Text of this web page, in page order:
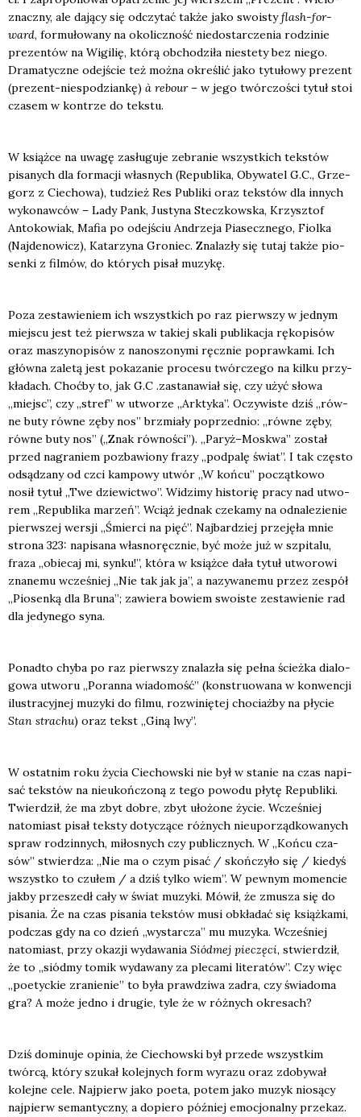
znacz­ny, ale dają­cy się odczy­tać tak­że jako swo­istyflash-for­
ward, for­mu­ło­wa­ny na oko­licz­ność nie­do­star­cze­nia rodzi­nie
pre­zen­tów na Wigi­lię, któ­rą obcho­dzi­ła nie­ste­ty bez nie­go.
Dra­ma­tycz­ne odej­ście też moż­na okre­ślić jako tytu­ło­wy pre­zent
(pre­zent-nie­spo­dzian­kę) à rebo­ur– w jego twór­czo­ści tytuł stoi
cza­sem w kontrze do tek­stu.
W książ­ce na uwa­gę zasłu­gu­je zebra­nie wszyst­kich tek­stów
pisa­nych dla for­ma­cji wła­snych (Repu­bli­ka, Oby­wa­tel G.C., Grze­
gorz z Cie­cho­wa), tudzież Res Publi­ki oraz tek­stów dla innych
wyko­naw­ców – Lady Pank, Justy­na Stecz­kow­ska, Krzysz­tof
Anto­ko­wiak, Mafia po odej­ściu Andrze­ja Pia­secz­ne­go, Fiol­ka
(Naj­de­no­wicz), Kata­rzy­na Gro­niec. Zna­la­zły się tutaj tak­że pio­
sen­ki z fil­mów, do któ­rych pisał muzy­kę.
Poza zesta­wie­niem ich wszyst­kich po raz pierw­szy w jed­nym
miej­scu jest też pierw­sza w takiej ska­li publi­ka­cja ręko­pi­sów
oraz maszy­no­pi­sów z nano­szo­ny­mi ręcz­nie popraw­ka­mi. Ich
głów­na zale­tą jest poka­za­nie pro­ce­su twór­cze­go na kil­ku przy­
kła­dach. Choć­by to, jak G.C .zasta­na­wiał się, czy użyć sło­wa
„miejsc”, czy „stref” w utwo­rze „Ark­ty­ka”. Oczy­wi­ste dziś „rów­
ne buty rów­ne zęby nos” brzmia­ły poprzed­nio: „rów­ne zęby,
rów­ne buty nos” („Znak rów­no­ści”). „Paryż–Moskwa” został
przed nagra­niem pozba­wio­ny fra­zy „pod­pa­lę świat”. I tak czę­sto
odsą­dza­ny od czci kam­po­wy utwór „W koń­cu” począt­ko­wo
nosił tytuł „Twe dzie­wic­two”. Widzi­my histo­rię pra­cy nad utwo­
rem „Repu­bli­ka marzeń”. Wciąż jed­nak cze­ka­my na odna­le­zie­nie
pierw­szej wer­sji „Śmier­ci na pięć”. Naj­bar­dziej prze­ję­ła mnie
stro­na 323: napi­sa­na wła­sno­ręcz­nie, być może już w szpi­ta­lu,
fra­za „obie­caj mi, syn­ku!”, któ­ra w książ­ce dała tytuł utwo­ro­wi
zna­ne­mu wcze­śniej „Nie tak jak ja”, a nazy­wa­ne­mu przez zespół
„Pio­sen­ką dla Bru­na”; zawie­ra bowiem swo­iste zesta­wie­nie rad
dla jedy­ne­go syna.
Ponad­to chy­ba po raz pierw­szy zna­la­zła się peł­na ścież­ka dia­lo­
go­wa utwo­ru „Poran­na wia­do­mość” (kon­stru­owa­na w kon­wen­cji
ilu­stra­cyj­nej muzy­ki do fil­mu, roz­wi­nię­tej cho­ciaż­by na pły­cie
Stan stra­chu) oraz tekst „Giną lwy”.
W ostat­nim roku życia Cie­chow­ski nie był w sta­nie na czas napi­
sać tek­stów na nie­ukoń­czo­ną z tego powo­du pły­tę Repu­bli­ki.
Twier­dził, że ma zbyt dobre, zbyt uło­żo­ne życie. Wcze­śniej
nato­miast pisał tek­sty doty­czą­ce róż­nych nie­upo­rząd­ko­wa­nych
spraw rodzin­nych, miło­snych czy publicz­nych. W „Koń­cu cza­
sów” stwier­dza: „Nie ma o czym pisać / skoń­czy­ło się / kie­dyś
wszyst­ko to czu­łem / a dziś tyl­ko wiem”. W pew­nym momen­cie
jak­by prze­szedł cały w świat muzy­ki. Mówił, że zmu­sza się do
pisa­nia. Że na czas pisa­nia tek­stów musi obkła­dać się książ­ka­mi,
pod­czas gdy na co dzień „wystar­cza” mu muzy­ka. Wcze­śniej
nato­miast, przy oka­zji wyda­wa­nia Siód­mej pie­czę­ci, stwier­dził,
że to „siód­my tomik wyda­wa­ny za ple­ca­mi lite­ra­tów”. Czy więc
„poetyc­kie zra­nie­nie” to była praw­dzi­wa zadra, czy świa­do­ma
gra? A może jed­no i dru­gie, tyle że w róż­nych okre­sach?
Dziś domi­nu­je opi­nia, że Cie­chow­ski był przede wszyst­kim
twór­cą, któ­ry szu­kał kolej­nych form wyra­zu oraz zdo­by­wał
kolej­ne cele. Naj­pierw jako poeta, potem jako muzyk nio­są­cy
naj­pierw seman­tycz­ny, a dopie­ro póź­niej emo­cjo­nal­ny prze­kaz.